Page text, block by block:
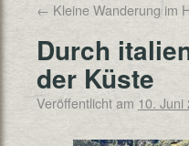
← Kleine Wanderung im
Durch
der Küste
Veröffentlicht am 10. Juni